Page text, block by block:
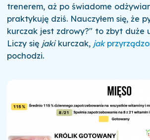
trenerem, aż po świadome
praktykuję dziś. Nauczyłem się, że
kurczak jest zdrowy?" to zbyt duże
Liczy się jakikurczak, jak
pochodzi.